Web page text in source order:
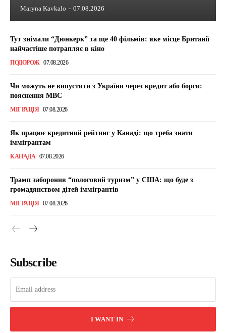
Maryna Kavkalo - 07.08.2026
Тут знімали “Дюнкерк” та ще 40 фільмів: яке місце Британії
найчастіше потрапляє в кіно
ПОДОРОЖ 07.08.2026
Чи можуть не випустити з України через кредит або борги:
пояснення МВС
МІГРАЦІЯ 07.08.2026
Як працює кредитний рейтинг у Канаді: що треба знати
іммігрантам
КАНАДА 07.08.2026
Трамп заборонив “пологовий туризм” у США: що буде з
громадянством дітей іммігрантів
МІГРАЦІЯ 07.08.2026
Subscribe
I WANT IN